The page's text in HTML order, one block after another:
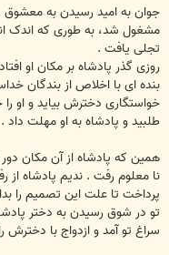
جوان به امید رسیدن به
مشغول شد، به طوری که اندک
تجلی یافت .
روزی گذر پادشاه بر مکان او
بنده ای با اخلاص از بندگان
خواستگاری دخترش بیاید و او
طلبید و پادشاه به او مهلت داد .
همین که پادشاه از آن مکان
نا معلوم رفت . ندیم پادشاه
پرداخت تا علت این تصمیم را
تو در شوق رسیدن به دختر
سراغ تو آمد و ازدواج با دخترش